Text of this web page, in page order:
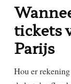
tickets
Parijs
Hou er